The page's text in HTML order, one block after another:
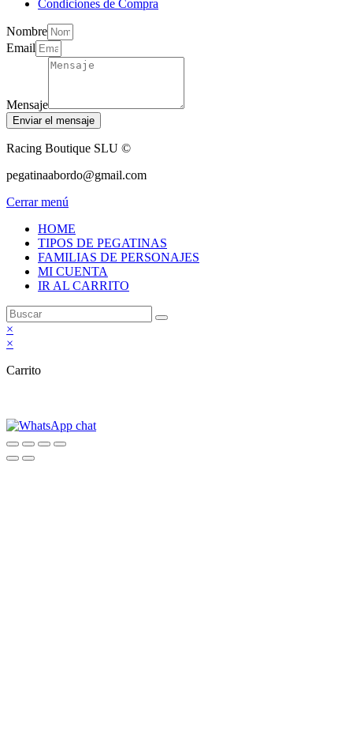
Condiciones de Compra
Nombre
Email
Mensaje
Enviar el mensaje
Racing Boutique SLU ©
pegatinaabordo@gmail.com
Cerrar menú
HOME
TIPOS DE PEGATINAS
FAMILIAS DE PERSONAJES
MI CUENTA
IR AL CARRITO
×
×
Carrito